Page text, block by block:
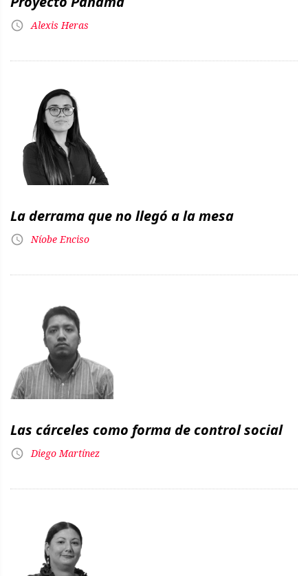
Alexis Heras
La derrama que no llegó a la mesa
Níobe Enciso
Las cárceles como forma de control social
Diego Martínez